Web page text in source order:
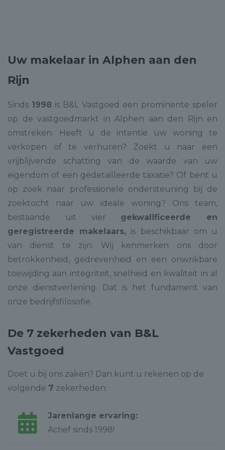
Uw makelaar in Alphen aan den
Rijn
Sinds 1998 is B&L Vastgoed een prominente speler
op de vastgoedmarkt in Alphen aan den Rijn en
omstreken. Heeft u de intentie uw woning te
verkopen of te verhuren? Zoekt u naar een
vrijblijvende schatting van de waarde van uw
eigendom of een gedetailleerde taxatie? Of bent u
op zoek naar professionele ondersteuning bij de
zoektocht naar uw ideale woning? Ons team,
bestaande uit vier gekwalificeerde en
geregistreerde makelaars, is beschikbaar om u
van dienst te zijn. Wij kenmerken ons door
betrokkenheid, gedrevenheid en een onwrikbare
toewijding aan integriteit, snelheid en kwaliteit in al
onze dienstverlening. Dat is het fundament van
onze bedrijfsfilosofie.
De 7 zekerheden van B&L
Vastgoed
Doet u bij ons zaken? Dan kunt u rekenen op de
volgende 7 zekerheden:
Jarenlange ervaring:
Actief sinds 1998!